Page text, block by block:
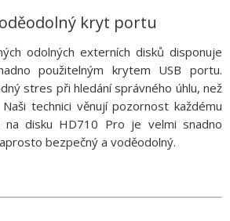
kryt portu
odolných externích disků disponuje
použitelným krytem USB portu.
stres při hledání správného úhlu, než
technici věnují pozornost každému
disku HD710 Pro je velmi snadno
bezpečný a voděodolný.